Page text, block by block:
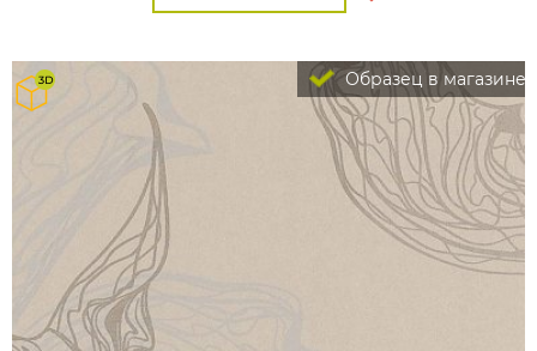
Образец в магазине